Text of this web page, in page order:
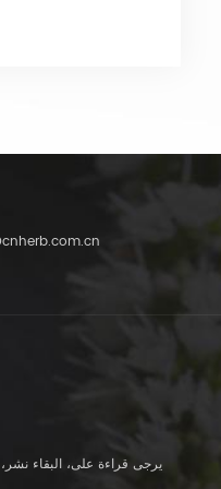
يرجى قراءة على، البقاء